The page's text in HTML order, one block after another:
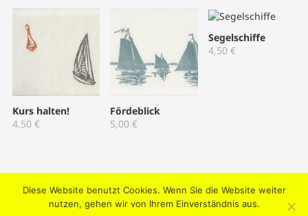
Kurs halten!
4,50 €
Fördeblick
5,00€
Segelschiffe
4,50 €
2004-2026 © Umtriebpresse . Knooper Weg 42, 24103 Kiel .
Diese Website benutzt Cookies. Wenn Sie die Website weiter
nutzen, gehen wir von Ihrem Einverständnis aus.